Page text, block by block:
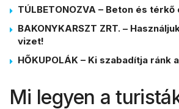
TÚLBETONOZVA – Beton és
BAKONYKARSZT ZRT. –
vizet!
HŐKUPOLÁK – Ki szabadítja ránk
Mi legyen a